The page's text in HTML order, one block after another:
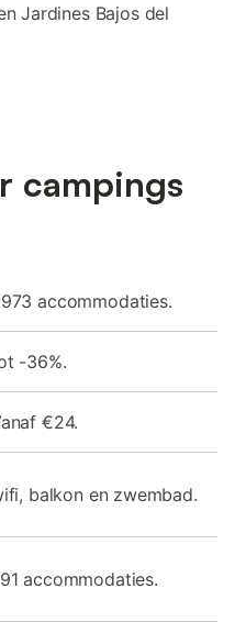
Jardines Bajos del
campings
accommodaties.
-36%.
€24.
balkon en zwembad.
accommodaties.